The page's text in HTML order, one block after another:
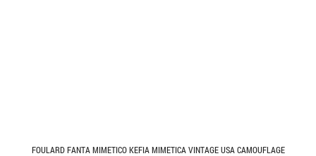
FOULARD FANTA MIMETICO KEFIA MIMETICA VINTAGE USA CAMOUFLAGE